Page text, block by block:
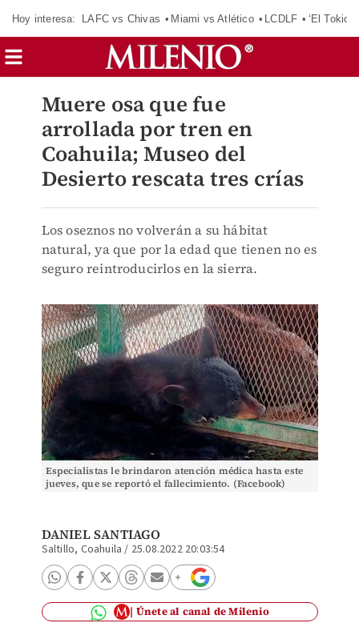
Hoy interesa: LAFC vs Chivas Miami vs Atlético LCDLF ‘El Tokio’
Muere osa que fue
arrollada por tren en
Coahuila; Museo del
Desierto rescata tres crías
Los oseznos no volverán a su hábitat
natural, ya que por la edad que tienen no es
seguro reintroducirlos en la sierra.
Especialistas le brindaron atención médica hasta este
jueves, que se reportó el fallecimiento. (Facebook)
DANIEL SANTIAGO
Saltillo, Coahuila / 25.08.2022 20:03:54
Únete al canal de Milenio